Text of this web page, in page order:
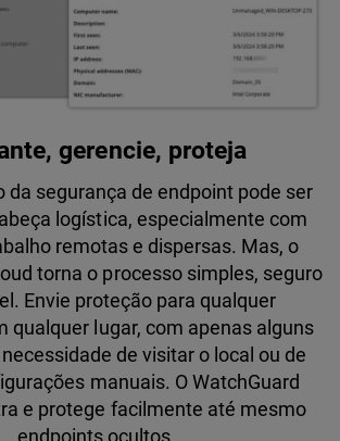
gerencie, proteja
da segurança de endpoint pode ser
logística, especialmente com
remotas e dispersas. Mas, o
torna o processo simples, seguro
Envie proteção para qualquer
qualquer lugar, com apenas alguns
de visitar o local ou de
manuais. O WatchGuard
e protege facilmente até mesmo
endpoints ocultos.